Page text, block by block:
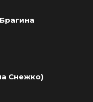
Снежко)